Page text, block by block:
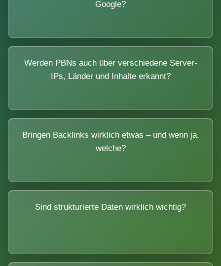
Google?
Werden PBNs auch über verschiedene Server-
IPs, Länder und Inhalte erkannt?
Bringen Backlinks wirklich etwas – und wenn ja,
welche?
Sind strukturierte Daten wirklich wichtig?